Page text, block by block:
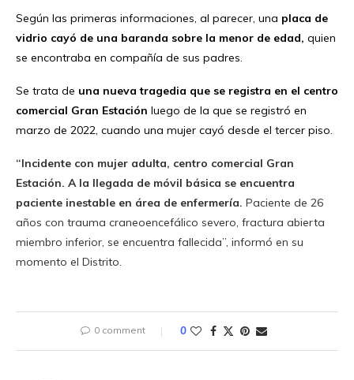
Según las primeras informaciones, al parecer, una placa de
vidrio cayó de una baranda sobre la menor de edad, quien
se encontraba en compañía de sus padres.
Se trata de una nueva tragedia que se registra en el centro
comercial Gran Estación luego de la que se registró en
marzo de 2022, cuando una mujer cayó desde el tercer piso.
“Incidente con mujer adulta, centro comercial Gran
Estación. A la llegada de móvil básica se encuentra
paciente inestable en área de enfermería. Paciente de 26
años con trauma craneoencefálico severo, fractura abierta
miembro inferior, se encuentra fallecida”, informó en su
momento el Distrito.
0 comment 0